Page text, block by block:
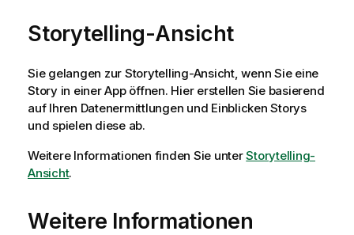
Storytelling-Ansicht
Sie gelangen zur Storytelling-Ansicht, wenn Sie eine
Story in einer App öffnen. Hier erstellen Sie basierend
auf Ihren Datenermittlungen und Einblicken Storys
und spielen diese ab.
Weitere Informationen finden Sie unterStorytelling-
Ansicht.
Weitere Informationen